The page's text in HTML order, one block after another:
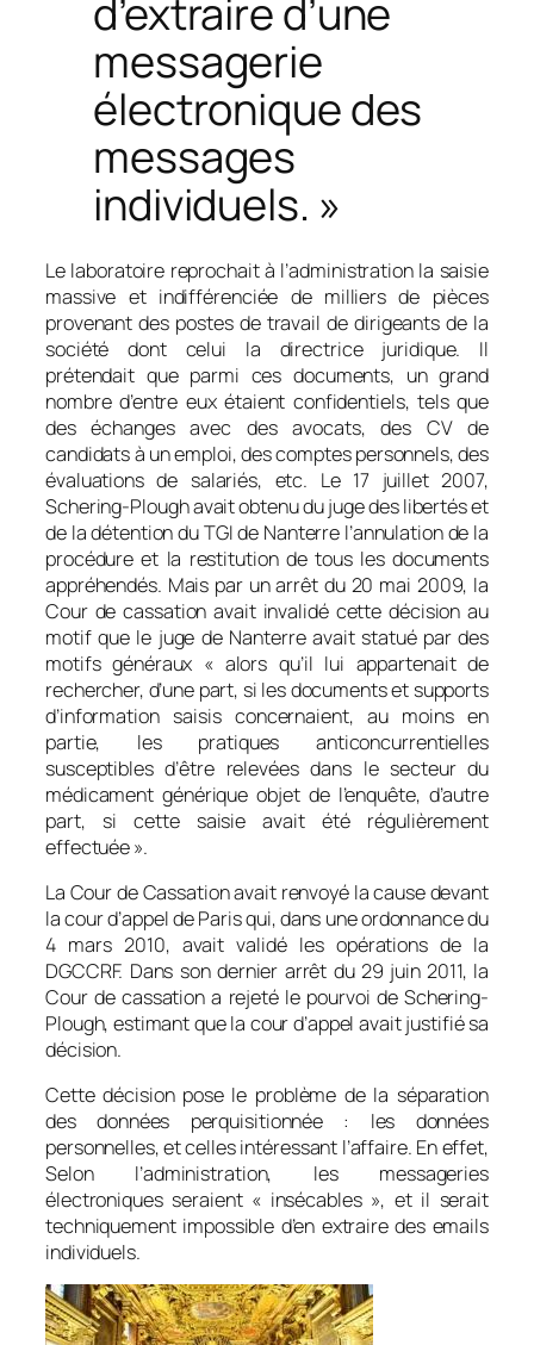
d’extraire d’une
messagerie
électronique des
messages
individuels. »
Le laboratoire reprochait à l’administration la saisie
massive et indifférenciée de milliers de pièces
provenant des postes de travail de dirigeants de la
société dont celui la directrice juridique. Il
prétendait que parmi ces documents, un grand
nombre d’entre eux étaient confidentiels, tels que
des échanges avec des avocats, des CV de
candidats à un emploi, des comptes personnels, des
évaluations de salariés, etc. Le 17 juillet 2007,
Schering-Plough avait obtenu du juge des libertés et
de la détention du TGI de Nanterre l’annulation de la
procédure et la restitution de tous les documents
appréhendés. Mais par un arrêt du 20 mai 2009, la
Cour de cassation avait invalidé cette décision au
motif que le juge de Nanterre avait statué par des
motifs généraux « alors qu’il lui appartenait de
rechercher, d’une part, si les documents et supports
d’information saisis concernaient, au moins en
partie, les pratiques anticoncurrentielles
susceptibles d’être relevées dans le secteur du
médicament générique objet de l’enquête, d’autre
part, si cette saisie avait été régulièrement
effectuée ».
La Cour de Cassation avait renvoyé la cause devant
la cour d’appel de Paris qui, dans une ordonnance du
4 mars 2010, avait validé les opérations de la
DGCCRF. Dans son dernier arrêt du 29 juin 2011, la
Cour de cassation a rejeté le pourvoi de Schering-
Plough, estimant que la cour d’appel avait justifié sa
décision.
Cette décision pose le problème de la séparation
des données perquisitionnée : les données
personnelles, et celles intéressant l’affaire. En effet,
Selon l’administration, les messageries
électroniques seraient « insécables », et il serait
techniquement impossible d’en extraire des emails
individuels.